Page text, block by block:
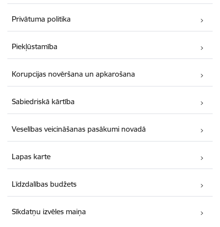
Privātuma politika
Piekļūstamība
Korupcijas novēršana un apkarošana
Sabiedriskā kārtība
Veselības veicināšanas pasākumi novadā
Lapas karte
Līdzdalības budžets
Sīkdatņu izvēles maiņa